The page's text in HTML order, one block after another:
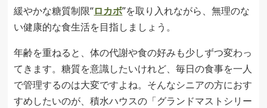
緩やかな糖質制限“ロカボ”を取り入れながら、無理のな
い健康的な食生活を目指しましょう。
年齢を重ねると、体の代謝や食の好みも少しずつ変わっ
てきます。糖質を意識したいけれど、毎日の食事を一人
で管理するのは大変ですよね。そんなシニアの方におす
すめしたいのが、積水ハウスの「グランドマストシリー